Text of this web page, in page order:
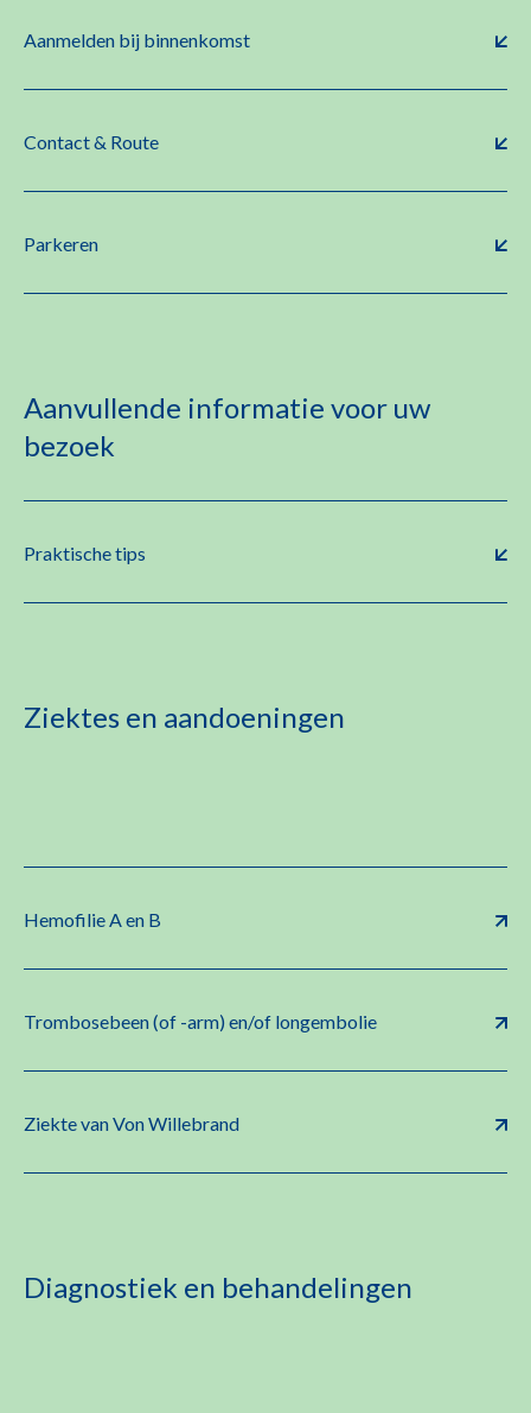
Aanmelden bij binnenkomst
Contact & Route
Parkeren
Aanvullende informatie voor uw
bezoek
Praktische tips
Ziektes en aandoeningen
Hemofilie A en B
Trombosebeen (of -arm) en/of longembolie
Ziekte van Von Willebrand
Diagnostiek en behandelingen